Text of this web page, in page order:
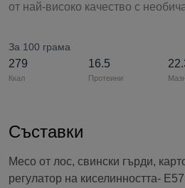
от най-високо качество с
За 100 грама
279
Ккал
16.5
Протеини
Съставки
Месо от лос, свински гърди,
регулатор на киселинността-